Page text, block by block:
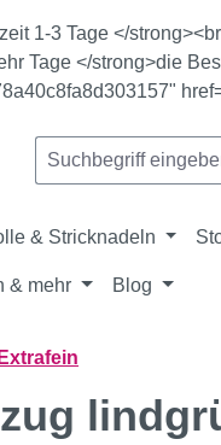
1-3 Tage </
Tage </strong>die
& Stricknadeln
& mehr Blog